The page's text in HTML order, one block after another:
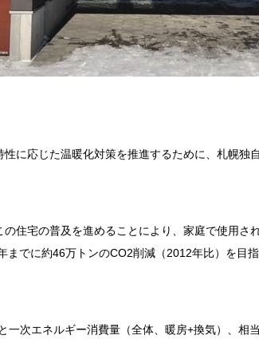
に応じた温暖化対策を推進するために、札幌独
住宅の普及を進めることにより、家庭で使用
でに約46万トンのCO2削減（2012年比）を目
一次エネルギー消費量（全体、暖房+換気）、相